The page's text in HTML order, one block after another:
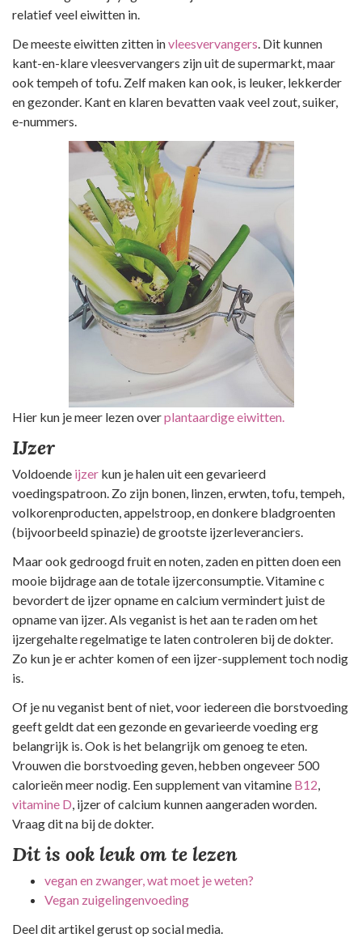
relatief veel eiwitten in.
De meeste eiwitten zitten invleesvervangers . Dit kunnen
kant-en-klare vleesvervangers zijn uit de supermarkt, maar
ook tempeh of tofu. Zelf maken kan ook, is leuker, lekkerder
en gezonder. Kant en klaren bevatten vaak veel zout, suiker,
e-nummers.
Hier kun je meer lezen overplantaardige eiwitten.
IJzer
Voldoende ijzer kun je halen uit een gevarieerd
voedingspatroon. Zo zijn bonen, linzen, erwten, tofu, tempeh,
volkorenproducten, appelstroop, en donkere bladgroenten
(bijvoorbeeld spinazie) de grootste ijzerleveranciers.
Maar ook gedroogd fruit en noten, zaden en pitten doen een
mooie bijdrage aan de totale ijzerconsumptie. Vitamine c
bevordert de ijzer opname en calcium vermindert juist de
opname van ijzer. Als veganist is het aan te raden om het
ijzergehalte regelmatige te laten controleren bij de dokter.
Zo kun je er achter komen of een ijzer-supplement toch nodig
is.
Of je nu veganist bent of niet, voor iedereen die borstvoeding
geeft geldt dat een gezonde en gevarieerde voeding erg
belangrijk is. Ook is het belangrijk om genoeg te eten.
Vrouwen die borstvoeding geven, hebben ongeveer 500
calorieën meer nodig. Een supplement van vitamine B12
vitamine D , ijzer of calcium kunnen aangeraden worden.
Vraag dit na bij de dokter.
Dit is ook leuk om te lezen
vegan en zwanger, wat moet je weten?
Vegan zuigelingenvoeding
Deel dit artikel gerust op social media.